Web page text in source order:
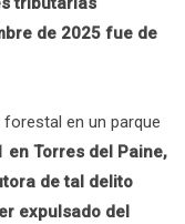
de 2025 fue de
en un parque
en Torres del Paine,
de tal delito
expulsado del